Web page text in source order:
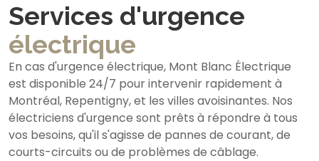
Services d'urgence
électrique
En cas d'urgence électrique, Mont Blanc Électrique
est disponible 24/7 pour intervenir rapidement à
Montréal, Repentigny, et les villes avoisinantes. Nos
électriciens d'urgence sont prêts à répondre à tous
vos besoins, qu'il s'agisse de pannes de courant, de
courts-circuits ou de problèmes de câblage.